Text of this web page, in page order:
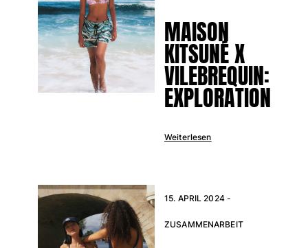
MAISON
KITSUNÉ X
VILEBREQUIN:
EXPLORATION
Weiterlesen
15. APRIL 2024 -
ZUSAMMENARBEIT